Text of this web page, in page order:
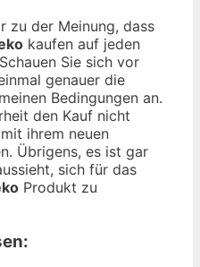
zu der Meinung, dass
kaufen auf jeden
Sie sich vor
genauer die
Bedingungen an.
den Kauf nicht
ihrem neuen
Übrigens, es ist gar
sich für das
Produkt zu